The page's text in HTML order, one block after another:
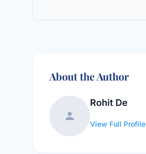
About the Author
person
Rohit De
View Full Profile